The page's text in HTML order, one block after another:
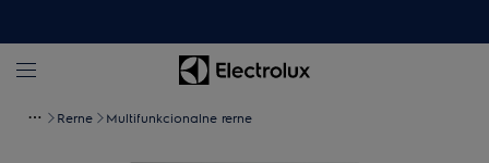
Rerne Multifunkcionalne rerne